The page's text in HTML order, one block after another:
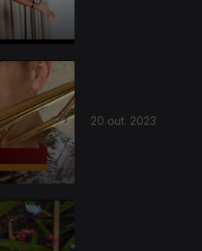
20 out. 2023